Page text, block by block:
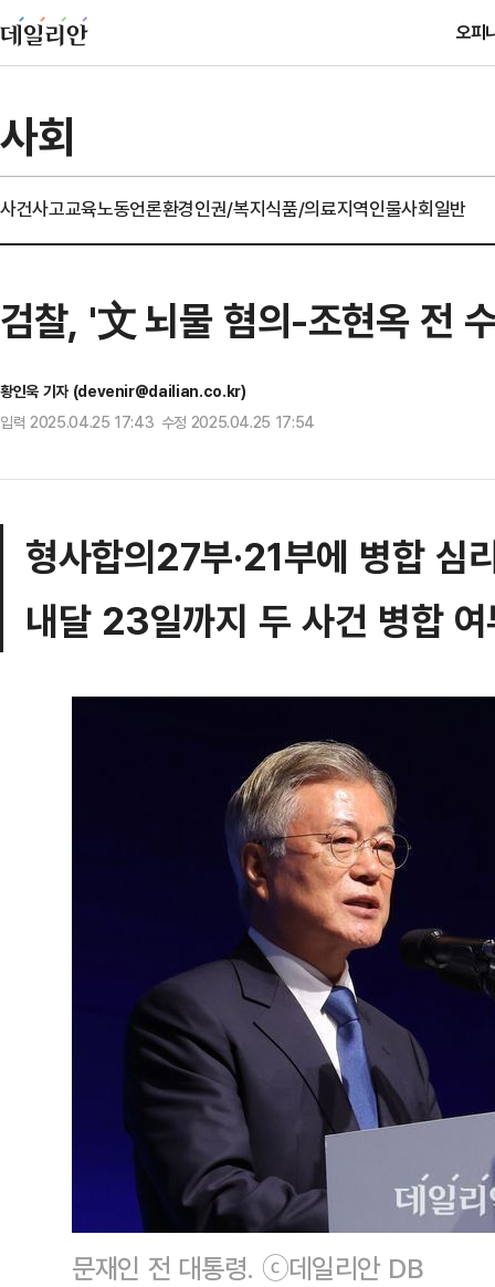
오피
사회
사건사고교육노동언론환경인권/복지식품/의료지역인물사회일반
검찰, '文 뇌물 혐의-조현옥 전
황인욱 기자 (devenir@dailian.co.kr)
입력 2025.04.25 17:43 수정 2025.04.25 17:54
형사합의27부·21부에 병합 심
내달 23일까지 두 사건 병합
문재인 전 대통령. ⓒ데일리안 DB